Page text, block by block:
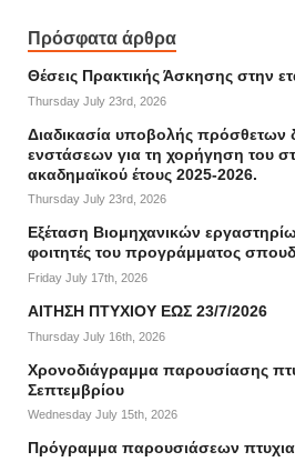
Πρόσφατα άρθρα
Θέσεις Πρακτικής Άσκησης στην
Thursday July 23rd, 2026
Διαδικασία υποβολής πρόσθετων
ενστάσεων για τη χορήγηση του
ακαδημαϊκού έτους 2025-2026.
Thursday July 23rd, 2026
Εξέταση Βιομηχανικών
φοιτητές του προγράμματος
Friday July 17th, 2026
ΑΙΤΗΣΗ ΠΤΥΧΙΟΥ ΕΩΣ 23/7/2026
Thursday July 16th, 2026
Χρονοδιάγραμμα παρουσίασης
Σεπτεμβρίου
Wednesday July 15th, 2026
Πρόγραμμα παρουσιάσεων